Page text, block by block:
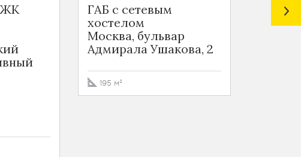
ЖК
ГАБ с сетевым
хостелом
Москва, бульвар
Адмирала Ушакова, 2
195 м²